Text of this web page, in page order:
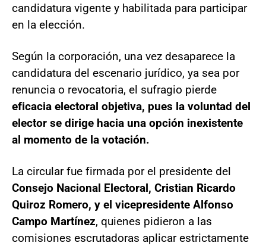
candidatura vigente y habilitada para participar
en la elección.
Según la corporación, una vez desaparece la
candidatura del escenario jurídico, ya sea por
renuncia o revocatoria, el sufragio pierde
eficacia electoral objetiva, pues la voluntad del
elector se dirige hacia una opción inexistente
al momento de la votación.
La circular fue firmada por el presidente del
Consejo Nacional Electoral, Cristian Ricardo
Quiroz Romero, y el vicepresidente Alfonso
Campo Martínez, quienes pidieron a las
comisiones escrutadoras aplicar estrictamente